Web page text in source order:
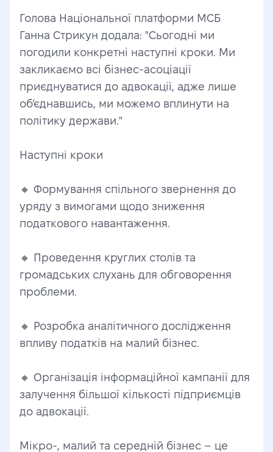
Голова Національної платформи МСБ
Ганна Стрикун додала: "Сьогодні ми
погодили конкретні наступні кроки. Ми
закликаємо всі бізнес-асоціації
приєднуватися до адвокації, адже лише
об’єднавшись, ми можемо вплинути на
політику держави."
Наступні кроки
🔸 Формування спільного звернення до
уряду з вимогами щодо зниження
податкового навантаження.
🔸 Проведення круглих столів та
громадських слухань для обговорення
проблеми.
🔸 Розробка аналітичного дослідження
впливу податків на малий бізнес.
🔸 Організація інформаційної кампанії для
залучення більшої кількості підприємців
до адвокації.
Мікро-, малий та середній бізнес – це